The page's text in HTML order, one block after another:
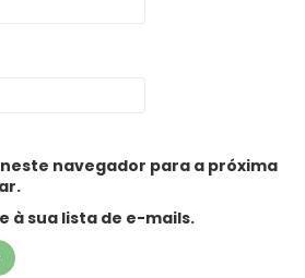
navegador para a próxima
à sua lista de e-mails.